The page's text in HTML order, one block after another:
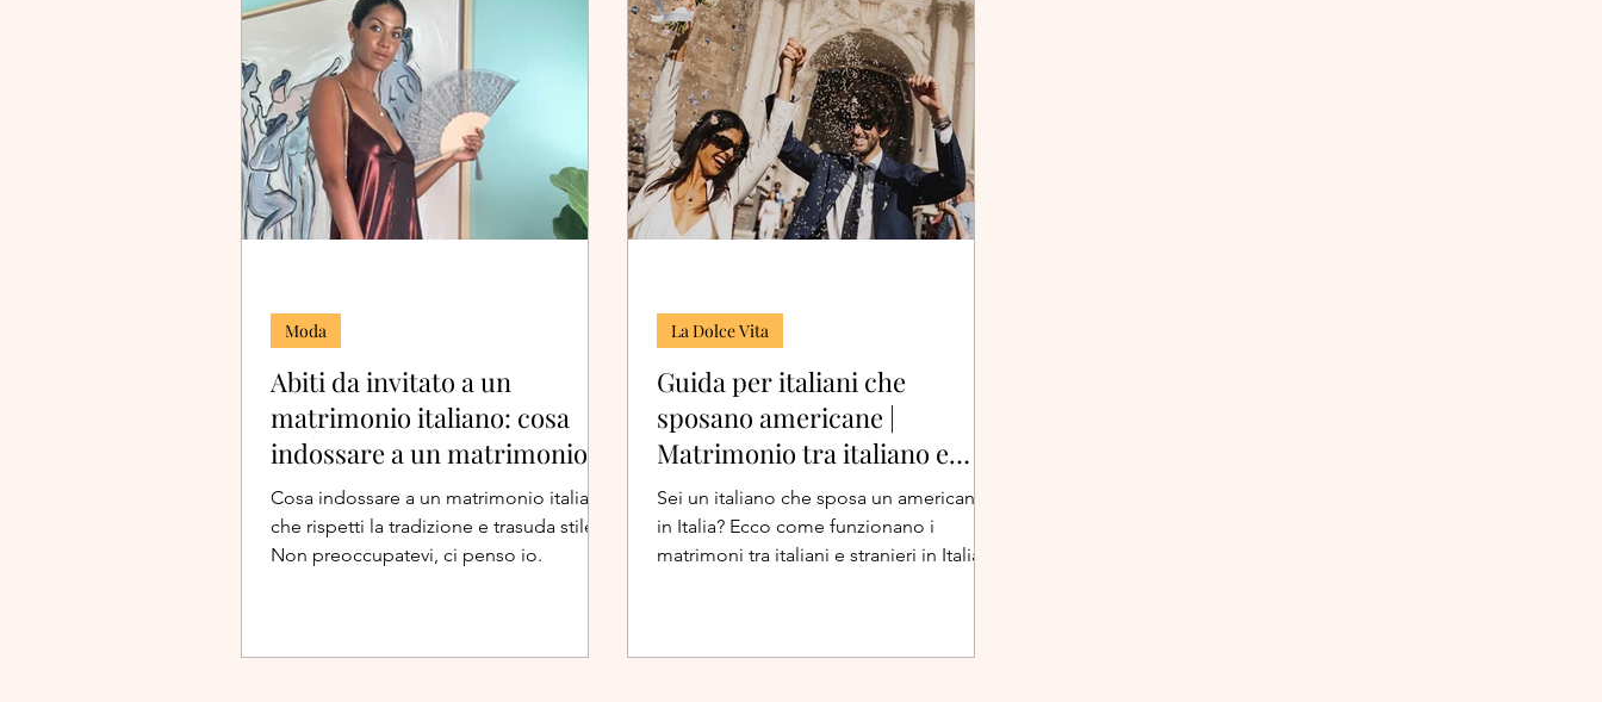
Abiti da invitato a un
matrimonio italiano: cosa
indossare a un matrimonio
italiano
Cosa indossare a un matrimonio italiano
che rispetti la tradizione e trasuda stile?
Non preoccupatevi, ci penso io.
Moda
Guida per italiani che
sposano americane |
Matrimonio tra italiano e
straniero
Sei un italiano che sposa un americano
in Italia? Ecco come funzionano i
matrimoni tra italiani e stranieri in Italia.
La Dolce Vita